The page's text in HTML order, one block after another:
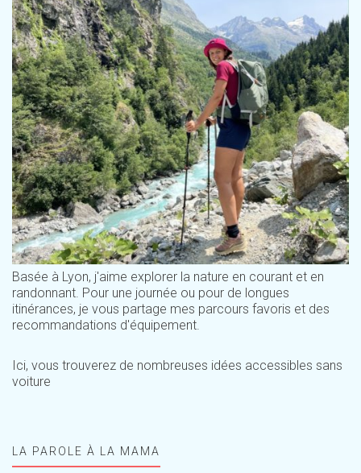
Basée à Lyon, j'aime explorer la nature en courant et en
randonnant. Pour une journée ou pour de longues
itinérances, je vous partage mes parcours favoris et des
recommandations d'équipement.
Ici, vous trouverez de nombreuses idées accessibles sans
voiture
LA PAROLE À LA MAMA